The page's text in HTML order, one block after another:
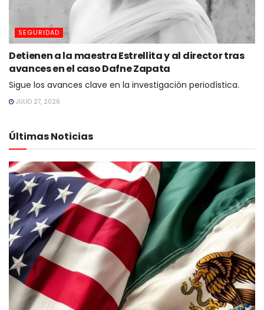
SEGURIDAD
Detienen a la maestra Estrellita y al director tras
avances en el caso Dafne Zapata
Sigue los avances clave en la investigación periodística.
JULIO 27, 2026
Últimas Noticias